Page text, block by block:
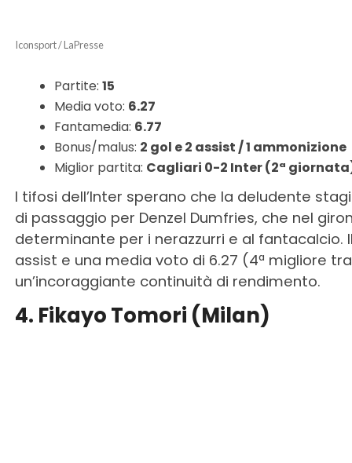
Iconsport / LaPresse
Partite: 15
Media voto: 6.27
Fantamedia: 6.77
Bonus/malus: 2 gol e 2 assist / 1 ammonizione
Miglior partita: Cagliari 0-2 Inter (2ª
I tifosi dell’Inter sperano che la deludente
di passaggio per Denzel Dumfries, che nel
determinante per i nerazzurri e al fantacalcio.
assist e una media voto di 6.27 (4ª migliore
un’incoraggiante continuità di rendimento.
4. Fikayo Tomori (Milan)